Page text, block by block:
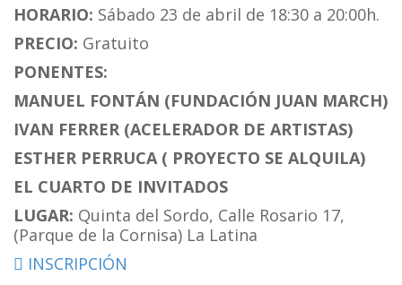
HORARIO: Sábado 23 de abril de 18:30 a 20:00h.
PRECIO: Gratuito
PONENTES:
MANUEL FONTÁN (FUNDACIÓN JUAN MARCH)
IVAN FERRER (ACELERADOR DE ARTISTAS)
ESTHER PERRUCA ( PROYECTO SE ALQUILA)
EL CUARTO DE INVITADOS
LUGAR: Quinta del Sordo, Calle Rosario 17,
(Parque de la Cornisa) La Latina
INSCRIPCIÓN